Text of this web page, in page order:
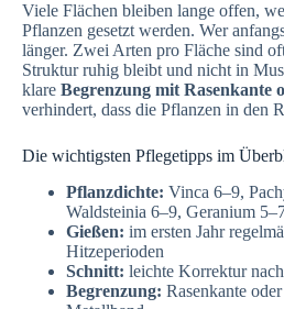
Viele Flächen bleiben lange offen,
Pflanzen gesetzt werden. Wer
länger. Zwei Arten pro Fläche sind
Struktur ruhig bleibt und nicht in
klare Begrenzung mit Rasenkante
verhindert, dass die Pflanzen in den
Die wichtigsten Pflegetipps im
Pflanzdichte: Vinca 6–9,
Waldsteinia 6–9, Geranium
Gießen: im ersten Jahr
Hitzeperioden
Schnitt: leichte Korrektur
Begrenzung: Rasenkante